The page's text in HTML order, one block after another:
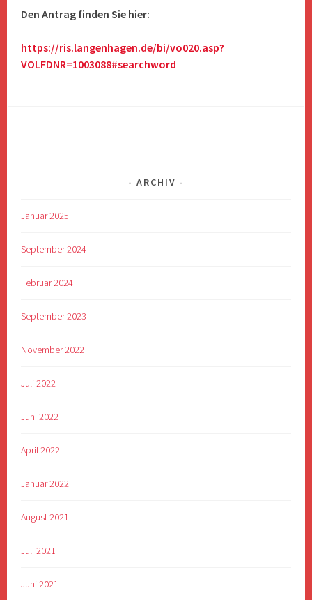
Den Antrag finden Sie hier:
https://ris.langenhagen.de/bi/vo020.asp?
VOLFDNR=1003088#searchword
ARCHIV
Januar 2025
September 2024
Februar 2024
September 2023
November 2022
Juli 2022
Juni 2022
April 2022
Januar 2022
August 2021
Juli 2021
Juni 2021